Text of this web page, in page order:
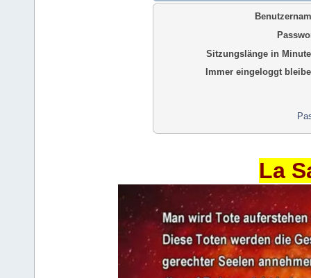
Sitzungslänge in
Immer eingeloggt
La